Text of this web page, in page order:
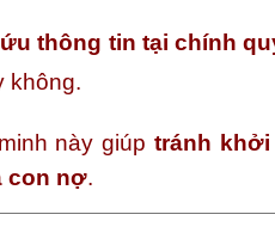
thông tin tại chính
không.
này giúp tránh
con nợ.